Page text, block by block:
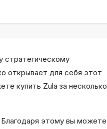
стратегическому
открывает для себя этот
купить Zula за несколько
Благодаря этому вы можете